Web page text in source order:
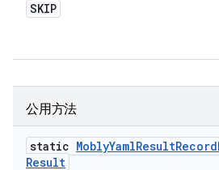
SKIP
公用方法
static MoblyYamlResultRecord
Result